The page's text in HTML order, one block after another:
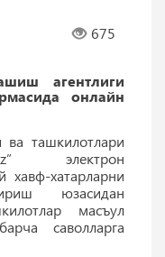
675
агентлиги
онлайн
ва ташкилотлари
электрон
хавф-хатарларни
юзасидан
масъул
саволларга